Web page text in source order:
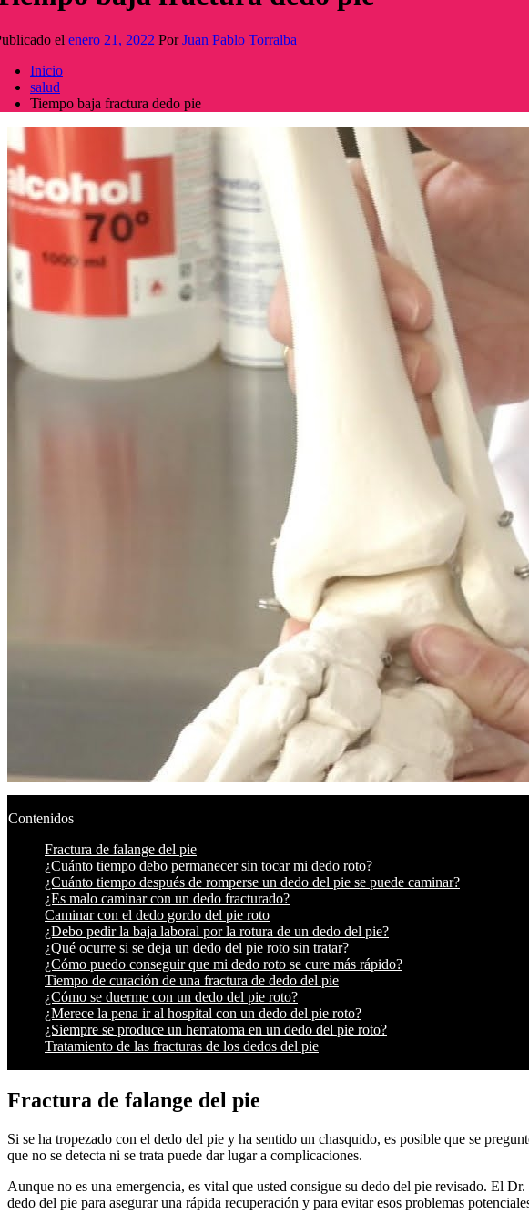
el enero 21, 2022 PorJuan Pablo Torralba
Inicio
salud
Tiempo baja fractura dedo pie
Contenidos
Fractura de falange del pie
¿Cuánto tiempo debo permanecer sin tocar mi dedo roto?
¿Cuánto tiempo después de romperse un dedo del pie se puede caminar?
¿Es malo caminar con un dedo fracturado?
Caminar con el dedo gordo del pie roto
¿Debo pedir la baja laboral por la rotura de un dedo del pie?
¿Qué ocurre si se deja un dedo del pie roto sin tratar?
¿Cómo puedo conseguir que mi dedo roto se cure más rápido?
Tiempo de curación de una fractura de dedo del pie
¿Cómo se duerme con un dedo del pie roto?
¿Merece la pena ir al hospital con un dedo del pie roto?
¿Siempre se produce un hematoma en un dedo del pie roto?
Tratamiento de las fracturas de los dedos del pie
Fractura de falange del pie
Si se ha tropezado con el dedo del pie y ha sentido un chasquido, es posible que se
que no se detecta ni se trata puede dar lugar a complicaciones.
Aunque no es una emergencia, es vital que usted consigue su dedo del pie revisado. El
dedo del pie para asegurar una rápida recuperación y para evitar esos problemas